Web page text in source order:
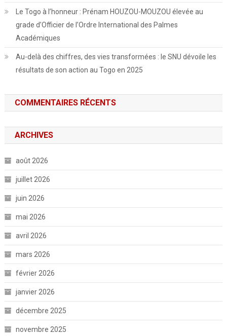
Le Togo à l’honneur : Prénam HOUZOU-MOUZOU élevée au
grade d’Officier de l’Ordre International des Palmes
Académiques
Au-delà des chiffres, des vies transformées : le SNU dévoile les
résultats de son action au Togo en 2025
COMMENTAIRES RÉCENTS
ARCHIVES
août 2026
juillet 2026
juin 2026
mai 2026
avril 2026
mars 2026
février 2026
janvier 2026
décembre 2025
novembre 2025